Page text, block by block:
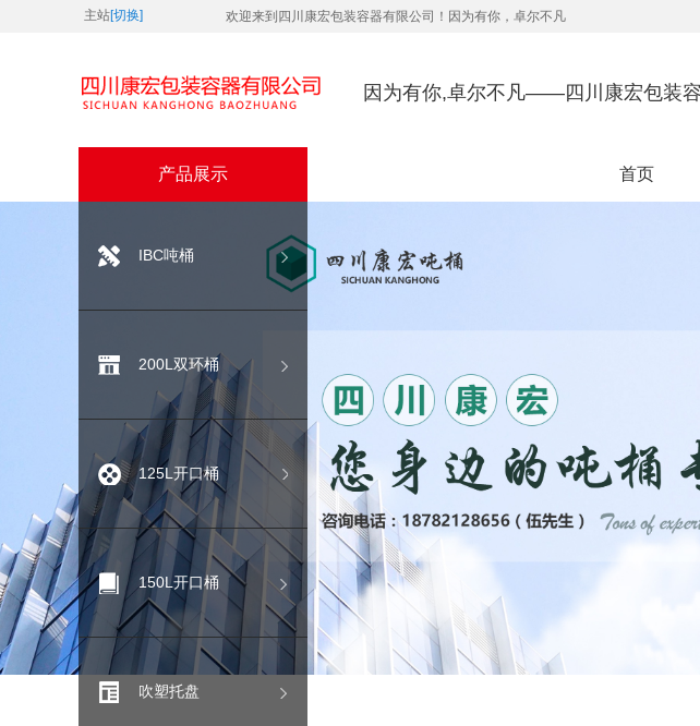
主站[切换] 欢迎来到四川康宏包装容器有限公司！因为有你，卓尔不凡
因为有你,卓尔不凡——四川康宏包装容
产品展示 首页
IBC吨桶
200L双环桶
125L开口桶
150L开口桶
吹塑托盘